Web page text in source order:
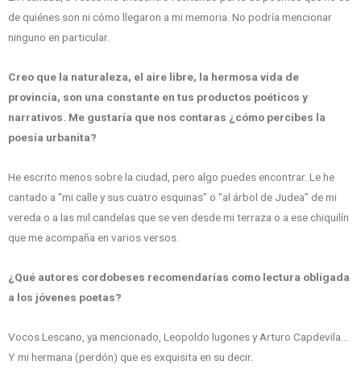
de quiénes son ni cómo llegaron a mi memoria. No podría mencionar
ninguno en particular.
Creo que la naturaleza, el aire libre, la hermosa vida de
provincia, son una constante en tus productos poéticos y
narrativos. Me gustaría que nos contaras ¿cómo percibes la
poesía urbanita?
He escrito menos sobre la ciudad, pero algo puedes encontrar. Le he
cantado a “mi calle y sus cuatro esquinas” o “al árbol de Judea” de mi
vereda o a las mil candelas que se ven desde mi terraza o a ese chiquilín
que me acompaña en varios versos.
¿Qué autores cordobeses recomendarías como lectura obligada
a los jóvenes poetas?
Vocos Lescano, ya mencionado, Leopoldo lugones y Arturo Capdevila…
Y mi hermana (perdón) que es exquisita en su decir.